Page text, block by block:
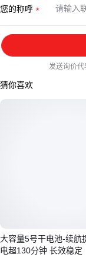
您的称呼
发送询价代
猜你喜欢
大容量5号干电池-续航
电超130分钟 长效稳定